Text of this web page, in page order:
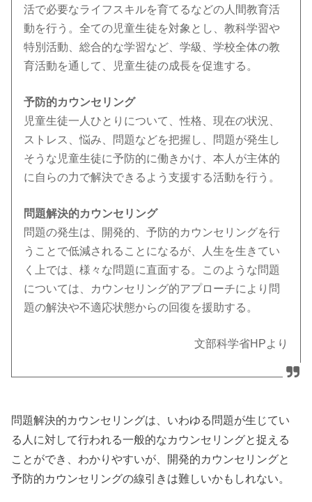
活で必要なライフスキルを育てるなどの人間教育活
動を行う。全ての児童生徒を対象とし、教科学習や
特別活動、総合的な学習など、学級、学校全体の教
育活動を通して、児童生徒の成長を促進する。
予防的カウンセリング
児童生徒一人ひとりについて、性格、現在の状況、
ストレス、悩み、問題などを把握し、問題が発生し
そうな児童生徒に予防的に働きかけ、本人が主体的
に自らの力で解決できるよう支援する活動を行う。
問題解決的カウンセリング
問題の発生は、開発的、予防的カウンセリングを行
うことで低減されることになるが、人生を生きてい
く上では、様々な問題に直面する。このような問題
については、カウンセリング的アプローチにより問
題の解決や不適応状態からの回復を援助する。
文部科学省HPより
問題解決的カウンセリングは、いわゆる問題が生じてい
る人に対して行われる一般的なカウンセリングと捉える
ことができ、わかりやすいが、開発的カウンセリングと
予防的カウンセリングの線引きは難しいかもしれない。